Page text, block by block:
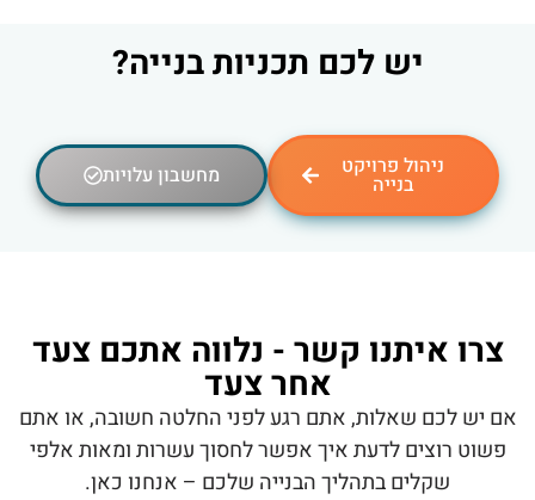
יש לכם תכניות בנייה?
ניהול פרויקט
בנייה מחשבון עלויות
צרו איתנו קשר - נלווה אתכם צעד
אחר צעד
אם יש לכם שאלות, אתם רגע לפני החלטה חשובה, או אתם
פשוט רוצים לדעת איך אפשר לחסוך עשרות ומאות אלפי
שקלים בתהליך הבנייה שלכם – אנחנו כאן.